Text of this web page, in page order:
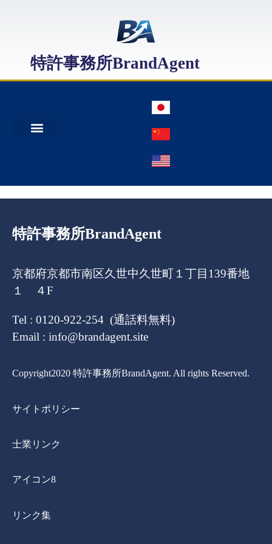
特許事務所BrandAgent
特許事務所BrandAgent
京都府京都市南区久世中久世町１丁目139番地
１ ４F
Tel : 0120-922-254 (通話料無料)
Email : info@brandagent.site
Copyright2020 特許事務所BrandAgent. All rights Reserved.
サイトポリシー
士業リンク
アイコン8
リンク集